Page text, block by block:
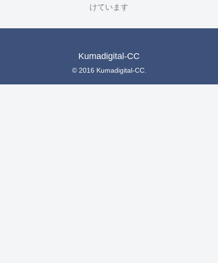
けています
Kumadigital-CC
© 2016 Kumadigital-CC.